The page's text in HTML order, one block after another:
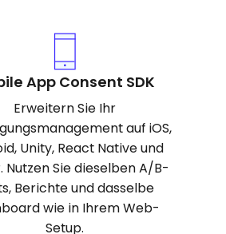
App Consent SDK
Erweitern Sie Ihr
auf iOS,
Unity, React Native und
Nutzen Sie dieselben A/B-
Berichte und dasselbe
wie in Ihrem Web-
Setup.